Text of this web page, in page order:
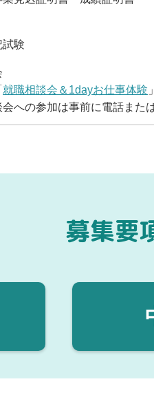
試験
就職相談会＆1dayお仕事体験
への参加は事前に電話また
募集要